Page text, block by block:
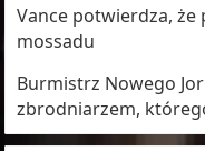
Vance potwierdza,
mossadu
Burmistrz Nowego
zbrodniarzem,